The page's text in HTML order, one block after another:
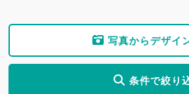
写真からデザイ
条件で絞り